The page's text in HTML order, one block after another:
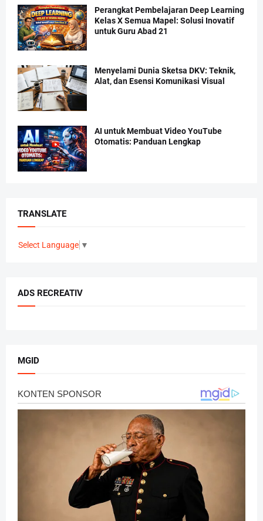
Perangkat Pembelajaran Deep Learning
Kelas X Semua Mapel: Solusi Inovatif
untuk Guru Abad 21
Menyelami Dunia Sketsa DKV: Teknik,
Alat, dan Esensi Komunikasi Visual
AI untuk Membuat Video YouTube
Otomatis: Panduan Lengkap
TRANSLATE
Select Language ▼
ADS RECREATIV
MGID